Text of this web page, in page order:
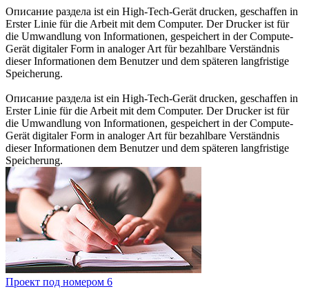
Описание раздела ist ein High-Tech-Gerät drucken, geschaffen in
Erster Linie für die Arbeit mit dem Computer. Der Drucker ist für
die Umwandlung von Informationen, gespeichert in der Compute-
Gerät digitaler Form in analoger Art für bezahlbare Verständnis
dieser Informationen dem Benutzer und dem späteren langfristige
Speicherung.
Описание раздела ist ein High-Tech-Gerät drucken, geschaffen in
Erster Linie für die Arbeit mit dem Computer. Der Drucker ist für
die Umwandlung von Informationen, gespeichert in der Compute-
Gerät digitaler Form in analoger Art für bezahlbare Verständnis
dieser Informationen dem Benutzer und dem späteren langfristige
Speicherung.
Проект под номером 6